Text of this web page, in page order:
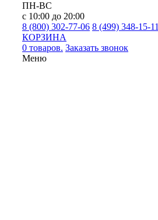
ПН-ВС
с 10:00 до 20:00
8 (800) 302-77-06 8 (499) 348-15-11
КОРЗИНА
0 товаров. Заказать звонок
Меню